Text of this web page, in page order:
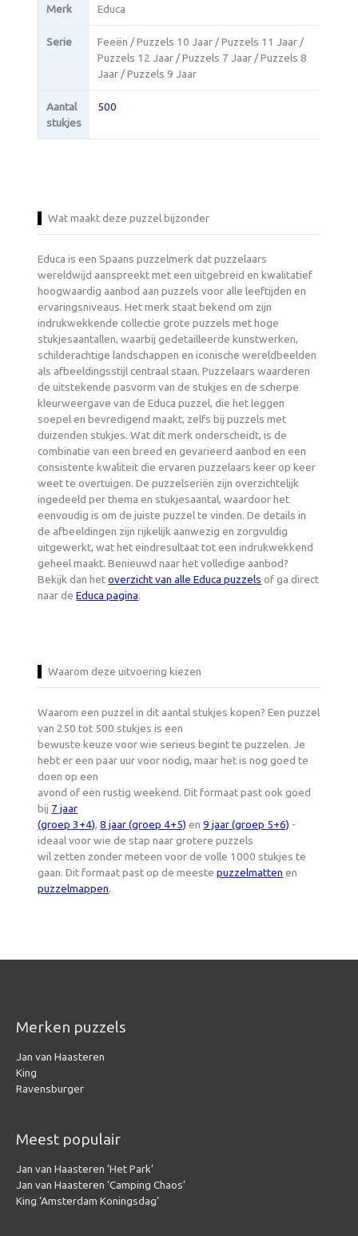
Merk Educa
Serie
Feeën / Puzzels 10 Jaar / Puzzels 11 Jaar /
Puzzels 12 Jaar / Puzzels 7 Jaar / Puzzels 8
Jaar / Puzzels 9 Jaar
Aantal
stukjes
500
Wat maakt deze puzzel bijzonder
Educa is een Spaans puzzelmerk dat puzzelaars
wereldwijd aanspreekt met een uitgebreid en kwalitatief
hoogwaardig aanbod aan puzzels voor alle leeftijden en
ervaringsniveaus. Het merk staat bekend om zijn
indrukwekkende collectie grote puzzels met hoge
stukjesaantallen, waarbij gedetailleerde kunstwerken,
schilderachtige landschappen en iconische wereldbeelden
als afbeeldingsstijl centraal staan. Puzzelaars waarderen
de uitstekende pasvorm van de stukjes en de scherpe
kleurweergave van de Educa puzzel, die het leggen
soepel en bevredigend maakt, zelfs bij puzzels met
duizenden stukjes. Wat dit merk onderscheidt, is de
combinatie van een breed en gevarieerd aanbod en een
consistente kwaliteit die ervaren puzzelaars keer op keer
weet te overtuigen. De puzzelseriën zijn overzichtelijk
ingedeeld per thema en stukjesaantal, waardoor het
eenvoudig is om de juiste puzzel te vinden. De details in
de afbeeldingen zijn rijkelijk aanwezig en zorgvuldig
uitgewerkt, wat het eindresultaat tot een indrukwekkend
geheel maakt. Benieuwd naar het volledige aanbod?
Bekijk dan hetoverzicht van alle Educa puzzels of ga direct
naar deEduca pagina.
Waarom deze uitvoering kiezen
Waarom een puzzel in dit aantal stukjes kopen? Een puzzel
van 250 tot 500 stukjes is een
bewuste keuze voor wie serieus begint te puzzelen. Je
hebt er een paar uur voor nodig, maar het is nog goed te
doen op een
avond of een rustig weekend. Dit formaat past ook goed
bij 7 jaar
(groep 3+4),8 jaar (groep 4+5) en9 jaar (groep 5+6) -
ideaal voor wie de stap naar grotere puzzels
wil zetten zonder meteen voor de volle 1000 stukjes te
gaan. Dit formaat past op de meestepuzzelmatten en
puzzelmappen.
Merken puzzels
Jan van Haasteren
King
Ravensburger
Meest populair
Jan van Haasteren ‘Het Park’
Jan van Haasteren ‘Camping Chaos’
King ‘Amsterdam Koningsdag’